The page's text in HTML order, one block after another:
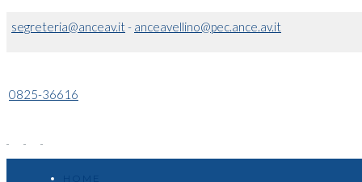
segreteria@anceav.it- anceavellino@pec.ance.av.it
0825-36616